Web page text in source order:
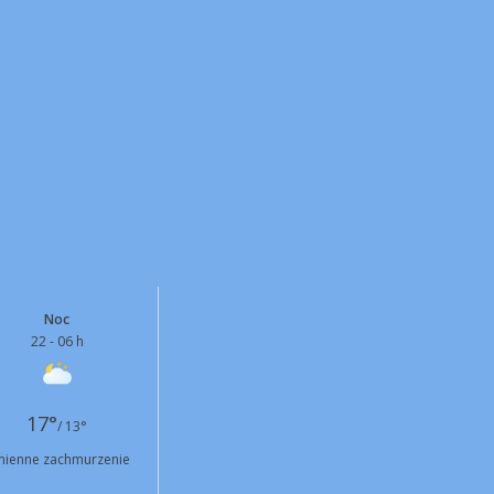
Noc
22 - 06 h
17°/ 13°
zachmurzenie